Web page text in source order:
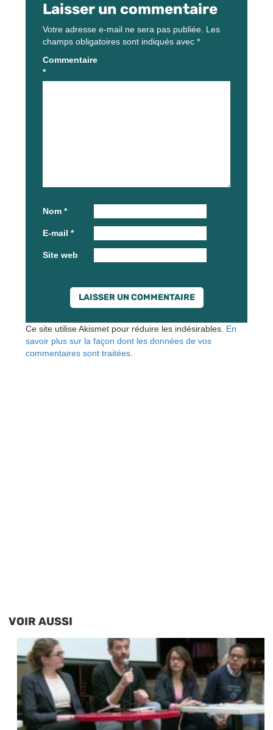
Laisser un commentaire
Votre adresse e-mail ne sera pas publiée. Les
champs obligatoires sont indiqués avec *
Commentaire
*
Nom *
E-mail *
Site web
Ce site utilise Akismet pour réduire les indésirables. En
savoir plus sur la façon dont les données de vos
commentaires sont traitées
VOIR AUSSI